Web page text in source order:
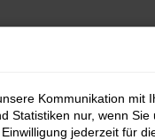
Kommunikation mit
Statistiken nur, wenn Sie
jederzeit für